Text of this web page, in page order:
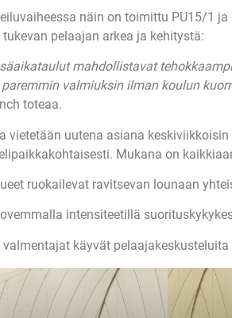
näin on toimittu PU15/1
pelaajan arkea ja kehitystä:
mahdollistavat
valmiuksin ilman koulun
toteaa.
vietetään uutena asiana
Mukana on
ruokailevat ravitsevan lounaan
intensiteetillä
käyvät